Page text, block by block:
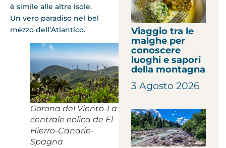
è simile alle altre isole.
Un vero paradiso nel bel
mezzo dell’Atlantico.
Gorona del Viento-La
centrale eolica de El
Hierro-Canarie-
Spagna
Viaggio tra le
malghe per
conoscere
luoghi e sapori
della montagna
3 Agosto 2026